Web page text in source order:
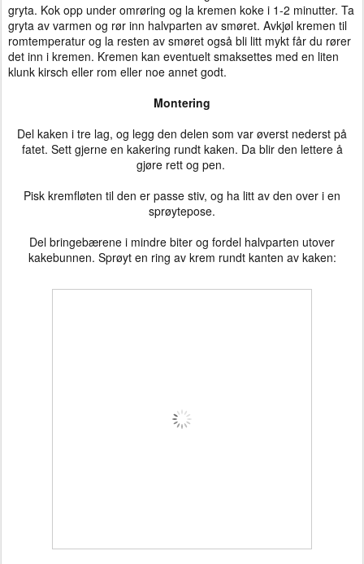
gryta. Kok opp under omrøring og la kremen koke i 1-2 minutter. Ta
gryta av varmen og rør inn halvparten av smøret. Avkjøl kremen til
romtemperatur og la resten av smøret også bli litt mykt får du rører
det inn i kremen. Kremen kan eventuelt smaksettes med en liten
klunk kirsch eller rom eller noe annet godt.
Montering
Del kaken i tre lag, og legg den delen som var øverst nederst på
fatet. Sett gjerne en kakering rundt kaken. Da blir den lettere å
gjøre rett og pen.
Pisk kremfløten til den er passe stiv, og ha litt av den over i en
sprøytepose.
Del bringebærene i mindre biter og fordel halvparten utover
kakebunnen. Sprøyt en ring av krem rundt kanten av kaken: